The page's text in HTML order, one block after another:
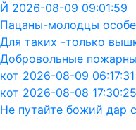
Й 2026-08-09 09:01:59
Пацаны-молодцы
Для таких -только
Добровольные
кот 2026-08-09 06:17:31
кот 2026-08-08 17:30:25
Не путайте божий дар